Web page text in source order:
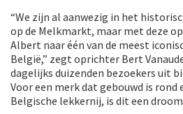
“We zijn al aanwezig in het
op de Melkmarkt, maar met deze
Albert naar één van de meest
België,” zegt oprichter Bert
dagelijks duizenden bezoekers uit
Voor een merk dat gebouwd is rond
Belgische lekkernij, is dit een